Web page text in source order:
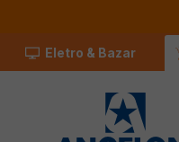
Eletro & Bazar